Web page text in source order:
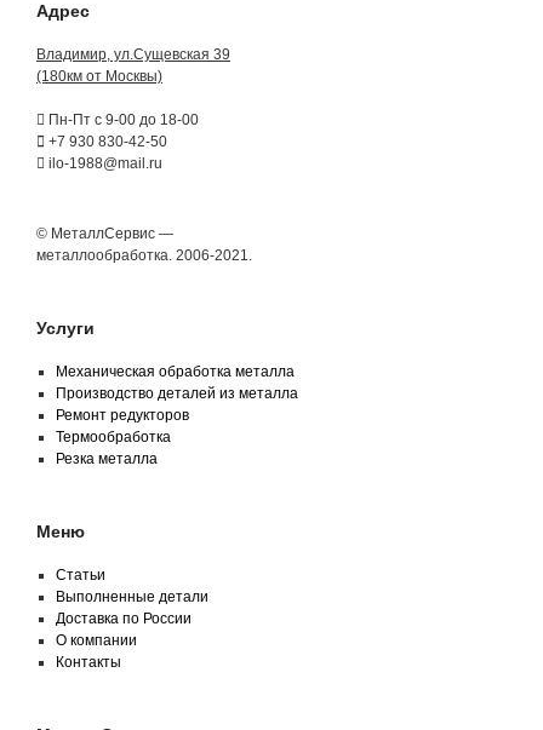
Адрес
Владимир, ул.Сущевская 39
(180км от Москвы)
Пн-Пт с 9-00 до 18-00
+7 930 830-42-50
ilo-1988@mail.ru
© МеталлСервис —
металлообработка. 2006-2021.
Услуги
Механическая обработка металла
Производство деталей из металла
Ремонт редукторов
Термообработка
Резка металла
Меню
Статьи
Выполненные детали
Доставка по России
О компании
Контакты